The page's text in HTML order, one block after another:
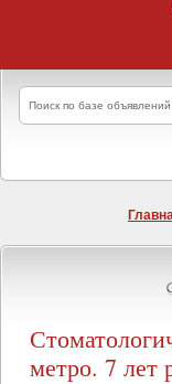
метро. 7 лет